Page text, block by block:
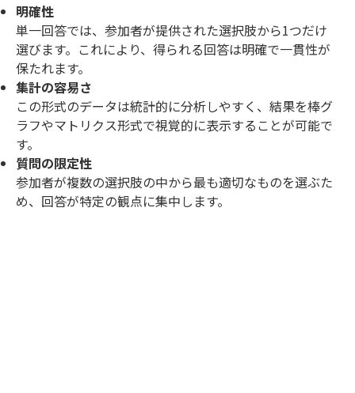
明確性
単一回答では、参加者が提供された選択肢から1つだけ
選びます。これにより、得られる回答は明確で一貫性が
保たれます。
集計の容易さ
この形式のデータは統計的に分析しやすく、結果を棒グ
ラフやマトリクス形式で視覚的に表示することが可能で
す。
質問の限定性
参加者が複数の選択肢の中から最も適切なものを選ぶた
め、回答が特定の観点に集中します。